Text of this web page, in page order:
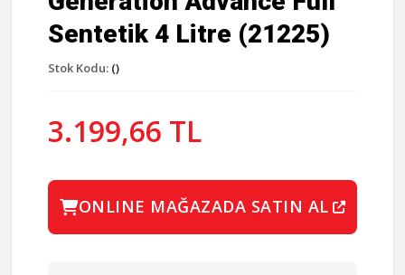
Sentetik 4 Litre (21225)
Stok Kodu: ()
3.199,66 TL
ONLINE MAĞAZADA SATIN AL